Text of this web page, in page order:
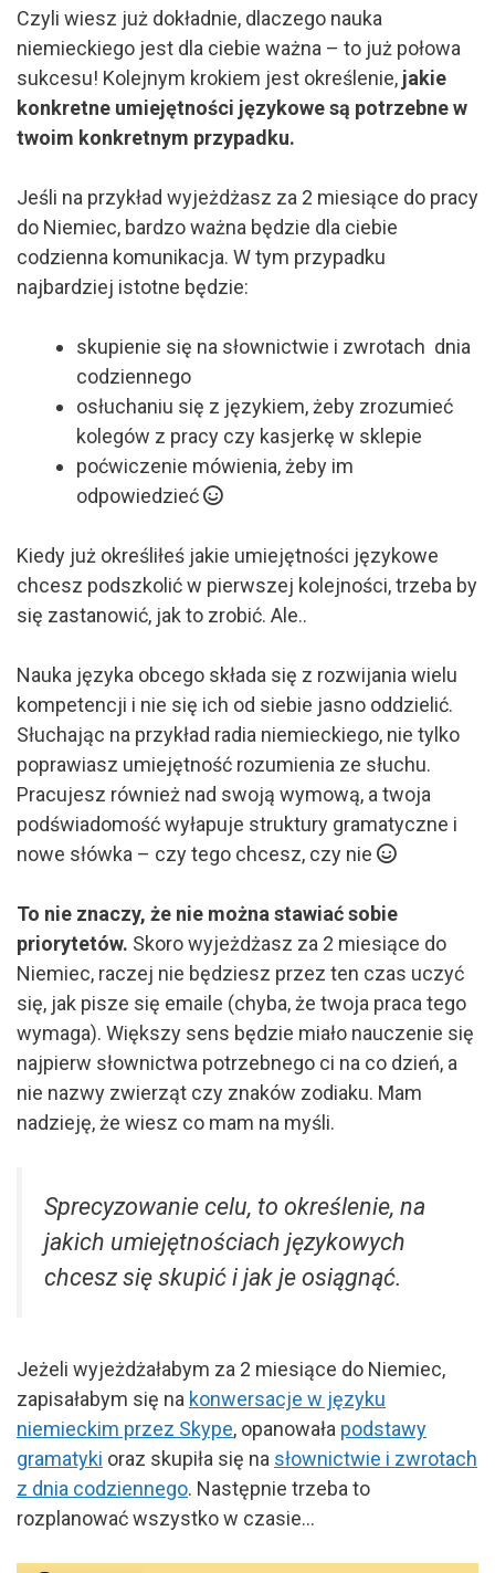
Czyli wiesz już dokładnie, dlaczego nauka
niemieckiego jest dla ciebie ważna – to już połowa
sukcesu! Kolejnym krokiem jest określenie, jakie
konkretne umiejętności językowe są potrzebne w
twoim konkretnym przypadku.
Jeśli na przykład wyjeżdżasz za 2 miesiące do pracy
do Niemiec, bardzo ważna będzie dla ciebie
codzienna komunikacja. W tym przypadku
najbardziej istotne będzie:
skupienie się na słownictwie i zwrotach dnia
codziennego
osłuchaniu się z językiem, żeby zrozumieć
kolegów z pracy czy kasjerkę w sklepie
poćwiczenie mówienia, żeby im
odpowiedzieć
Kiedy już określiłeś jakie umiejętności językowe
chcesz podszkolić w pierwszej kolejności, trzeba by
się zastanowić, jak to zrobić. Ale..
Nauka języka obcego składa się z rozwijania wielu
kompetencji i nie się ich od siebie jasno oddzielić.
Słuchając na przykład radia niemieckiego, nie tylko
poprawiasz umiejętność rozumienia ze słuchu.
Pracujesz również nad swoją wymową, a twoja
podświadomość wyłapuje struktury gramatyczne i
nowe słówka – czy tego chcesz, czy nie
To nie znaczy, że nie można stawiać sobie
priorytetów. Skoro wyjeżdżasz za 2 miesiące do
Niemiec, raczej nie będziesz przez ten czas uczyć
się, jak pisze się emaile (chyba, że twoja praca tego
wymaga). Większy sens będzie miało nauczenie się
najpierw słownictwa potrzebnego ci na co dzień, a
nie nazwy zwierząt czy znaków zodiaku. Mam
nadzieję, że wiesz co mam na myśli.
Sprecyzowanie celu, to określenie, na
jakich umiejętnościach językowych
chcesz się skupić i jak je osiągnąć.
Jeżeli wyjeżdżałabym za 2 miesiące do Niemiec,
zapisałabym się na konwersacje w języku
niemieckim przez Skype, opanowała podstawy
gramatyki oraz skupiła się na słownictwie i zwrotach
z dnia codziennego. Następnie trzeba to
rozplanować wszystko w czasie…